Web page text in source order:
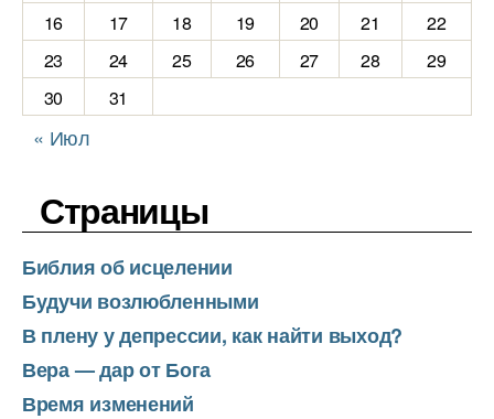
16
17 18 19 20 21
22
23
24 25 26 27 28
29
30
31
« Июл
Страницы
Библия об исцелении
Будучи возлюбленными
В плену у депрессии, как найти выход?
Вера — дар от Бога
Время изменений